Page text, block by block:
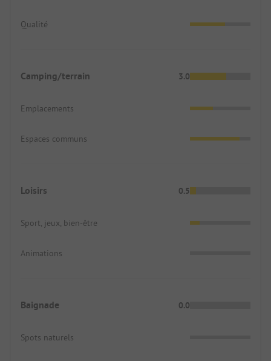
Qualité
Camping/terrain 3.0
Emplacements
Espaces communs
Loisirs 0.5
Sport, jeux, bien-être
Animations
Baignade 0.0
Spots naturels